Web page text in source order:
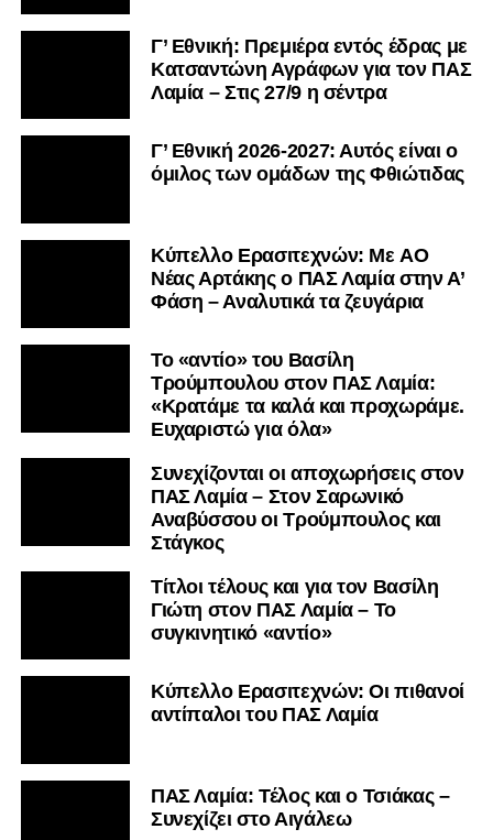
Γ’ Εθνική: Πρεμιέρα εντός έδρας με
Κατσαντώνη Αγράφων για τον ΠΑΣ
Λαμία – Στις 27/9 η σέντρα
Γ’ Εθνική 2026-2027: Αυτός είναι ο
όμιλος των ομάδων της Φθιώτιδας
Kύπελλο Ερασιτεχνών: Με AO
Nέας Αρτάκης ο ΠΑΣ Λαμία στην Α’
Φάση – Αναλυτικά τα ζευγάρια
Το «αντίο» του Βασίλη
Τρούμπουλου στον ΠΑΣ Λαμία:
«Κρατάμε τα καλά και προχωράμε.
Ευχαριστώ για όλα»
Συνεχίζονται οι αποχωρήσεις στον
ΠΑΣ Λαμία – Στον Σαρωνικό
Αναβύσσου οι Τρούμπουλος και
Στάγκος
Τίτλοι τέλους και για τον Βασίλη
Γιώτη στον ΠΑΣ Λαμία – Το
συγκινητικό «αντίο»
Κύπελλο Ερασιτεχνών: Οι πιθανοί
αντίπαλοι του ΠΑΣ Λαμία
ΠΑΣ Λαμία: Τέλος και ο Τσιάκας –
Συνεχίζει στο Αιγάλεω